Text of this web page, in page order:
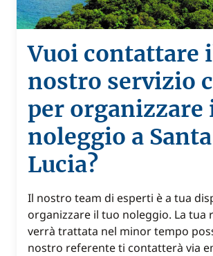
Vuoi contattare
nostro servizio
per organizzare
noleggio a Santa
Lucia?
Il nostro team di esperti è a tua
organizzare il tuo noleggio. La tua
verrà trattata nel minor tempo
nostro referente ti contatterà via